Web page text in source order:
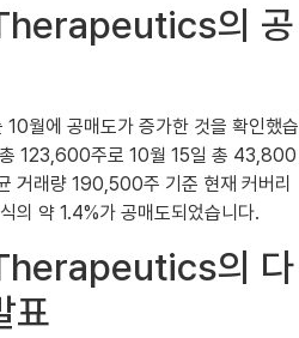
의 공
월에 공매도가 증가한 것을 확인했습
123,600주로 10월 15일 총 43,800
거래량 190,500주 기준 현재 커버리
의 약 1.4%가 공매도되었습니다.
의 다
표